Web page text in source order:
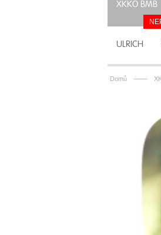
XKKO BMB
ULRICH
Domů ——